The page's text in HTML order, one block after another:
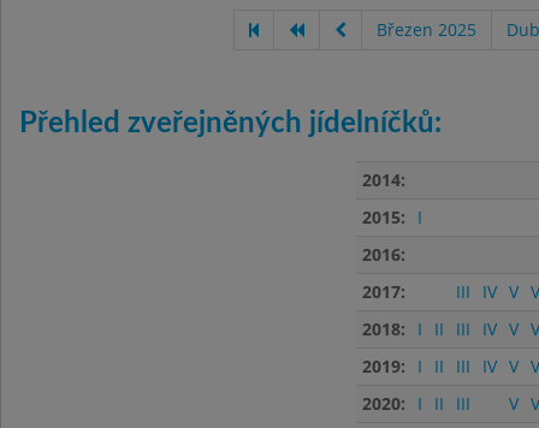
Březen 2025
Přehled zveřejněných jídelníčků:
2014:
2015:
I
2016:
2017:
III IV V
2018:
I II III IV V
2019:
I II III IV V
2020:
I II III V